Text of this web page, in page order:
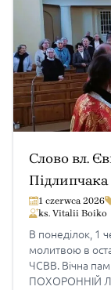
Слово вл.
1 czerwca 2026
ks. Vitalii Boiko
В понеділок, 1
молитвою в
ЧСВВ. Вічна
ПОХОРОННІЙ